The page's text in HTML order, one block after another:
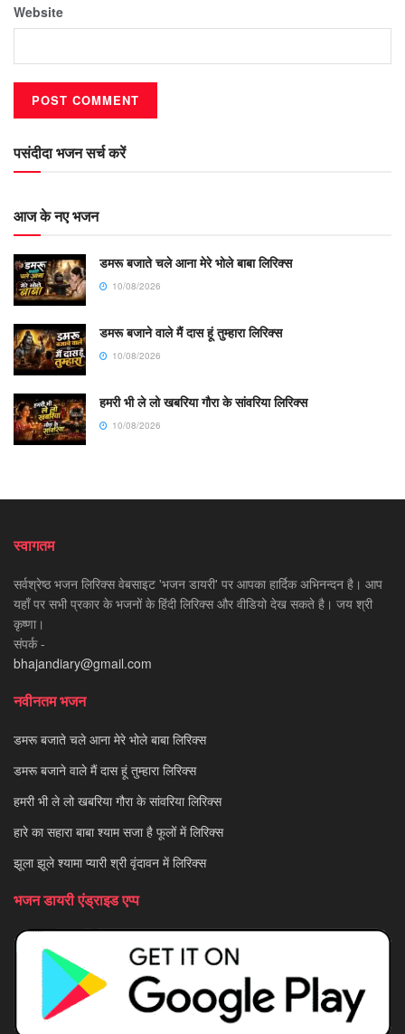
Website
पसंदीदा भजन सर्च करें
आज के नए भजन
डमरू बजाते चले आना मेरे भोले बाबा लिरिक्स
10/08/2026
डमरू बजाने वाले मैं दास हूं तुम्हारा लिरिक्स
10/08/2026
हमरी भी ले लो खबरिया गौरा के सांवरिया लिरिक्स
10/08/2026
स्वागतम
सर्वश्रेष्ठ भजन लिरिक्स वेबसाइट 'भजन डायरी' पर आपका हार्दिक अभिनन्दन है। आप
यहाँ पर सभी प्रकार के भजनों के हिंदी लिरिक्स और वीडियो देख सकते है। जय श्री
कृष्णा।
संपर्क -
bhajandiary@gmail.com
नवीनतम भजन
डमरू बजाते चले आना मेरे भोले बाबा लिरिक्स
डमरू बजाने वाले मैं दास हूं तुम्हारा लिरिक्स
हमरी भी ले लो खबरिया गौरा के सांवरिया लिरिक्स
हारे का सहारा बाबा श्याम सजा है फूलों में लिरिक्स
झूला झूले श्यामा प्यारी श्री वृंदावन में लिरिक्स
भजन डायरी एंड्राइड एप्प